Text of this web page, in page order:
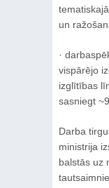
un
·
vispārējo
izglītības
sasniegt
Darba
ministrija
balstās uz